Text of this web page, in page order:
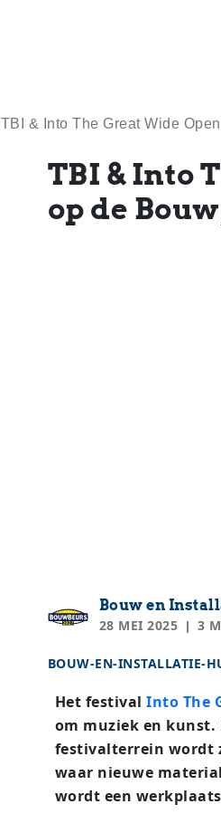
TBI & Into The Great Wide
TBI & Into
op de
Bouw en
28 MEI 2025
3
BOUW-EN-INSTALLATIE-
Het festival Into The
om muziek en
festivalterrein wordt
waar nieuwe
wordt een